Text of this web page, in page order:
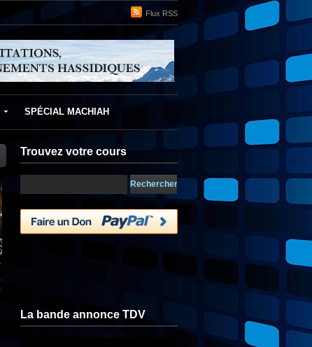
Flux RSS
SPÉCIAL MACHIAH
Trouvez votre cours
La bande annonce TDV